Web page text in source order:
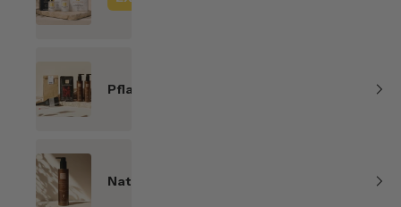
Pflanzenhaarfarben
Naturkosmetik